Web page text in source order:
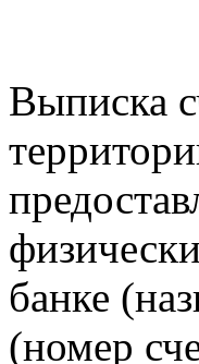
Выписка
банке
(номер